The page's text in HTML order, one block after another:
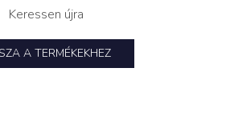
Keressen újra
A TERMÉKEKHEZ